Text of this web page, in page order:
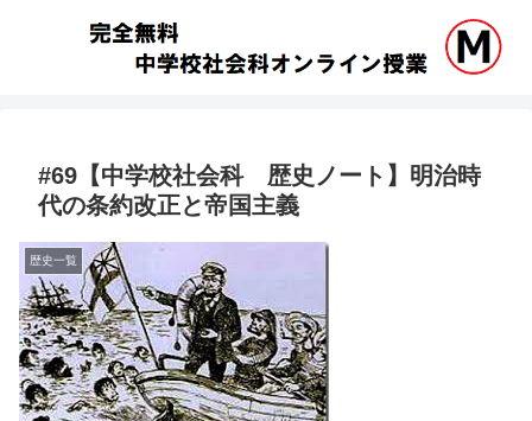
#69【中学校社会科 歴史ノート】明治時
代の条約改正と帝国主義
歴史一覧